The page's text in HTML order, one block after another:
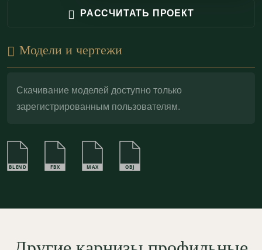
становится визуально ровнее, скрывая локальные
Г-16 обладает высокой адгезией к отделочным
составам и удобен в финишной обработке —
РАССЧИТАТЬ ПРОЕКТ
Модели и чертежи
Скачивание моделей доступно только
зарегистрированным пользователям.
BLEND FBX MAX OBJ